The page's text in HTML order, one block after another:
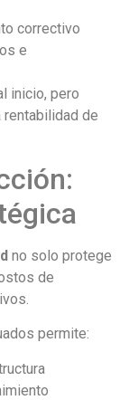
correctivo
e
inicio, pero
rentabilidad de
no solo protege
de
permite: